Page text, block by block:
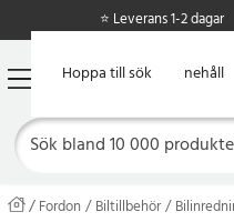
Hoppa till huvudinnehåll
Hoppa till sök
⭐ Leverans 1-2 dagar
Fordon Biltillbehör